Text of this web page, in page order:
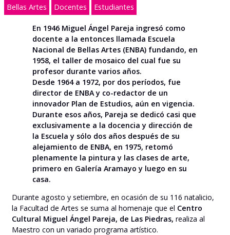
Bellas Artes Docentes Estudiantes
En 1946 Miguel Ángel Pareja ingresó como
docente a la entonces llamada Escuela
Nacional de Bellas Artes (ENBA) fundando, en
1958, el taller de mosaico del cual fue su
profesor durante varios años.
Desde 1964 a 1972, por dos períodos, fue
director de ENBA y co-redactor de un
innovador Plan de Estudios, aún en vigencia.
Durante esos años, Pareja se dedicó casi que
exclusivamente a la docencia y dirección de
la Escuela y sólo dos años después de su
alejamiento de ENBA, en 1975, retomó
plenamente la pintura y las clases de arte,
primero en Galería Aramayo y luego en su
casa.
Durante agosto y setiembre, en ocasión de su 116 natalicio,
la Facultad de Artes se suma al homenaje que el Centro
Cultural Miguel Ángel Pareja, de Las Piedras, realiza al
Maestro con un variado programa artístico.